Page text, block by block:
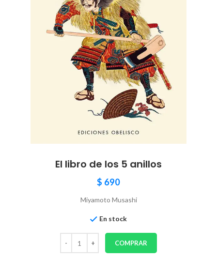
El libro de los 5 anillos
$ 690
Miyamoto Musashi
En stock
COMPRAR